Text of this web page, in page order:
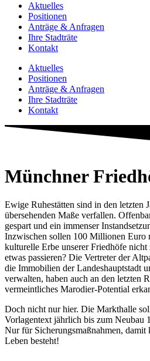
Aktuelles
Positionen
Anträge & Anfragen
Ihre Stadträte
Kontakt
Aktuelles
Positionen
Anträge & Anfragen
Ihre Stadträte
Kontakt
Münchner
Ewige Ruhestätten sind in den letzten
übersehenden Maße verfallen.
gespart und ein immenser
Inzwischen sollen 100 Millionen Euro
kulturelle Erbe unserer Friedhöfe
etwas passieren? Die Vertreter der
die Immobilien der Landeshauptstadt
verwalten, haben auch an den letzten
vermeintliches Marodier-Potential
Doch nicht nur hier. Die Markthalle
Vorlagentext jährlich bis zum Neubau
Nur für Sicherungsmaßnahmen,
Leben besteht!